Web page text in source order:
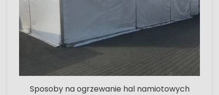
Sposoby na ogrzewanie hal namiotowych